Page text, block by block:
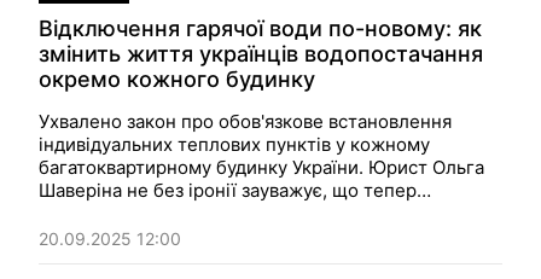
Відключення гарячої води по-новому: як
змінить життя українців водопостачання
окремо кожного будинку
Ухвалено закон про обов'язкове встановлення
індивідуальних теплових пунктів у кожному
багатоквартирному будинку України. Юрист Ольга
Шаверіна не без іронії зауважує, що тепер
або домовлятися" — бо відключати всю будівлю за
борги по комуналці стане легко, коли ця система
20.09.2025 12:00